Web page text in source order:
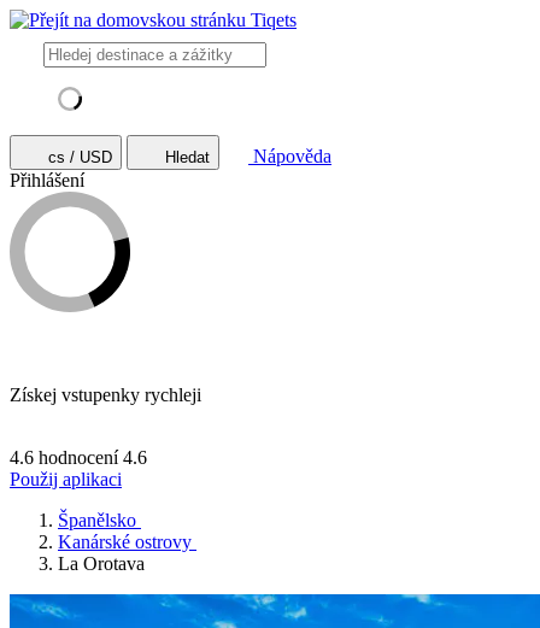
cs / USD Hledat
Nápověda
Přihlášení
Získej vstupenky rychleji
4.6 hodnocení 4.6
Použij aplikaci
Španělsko
Kanárské ostrovy
La Orotava